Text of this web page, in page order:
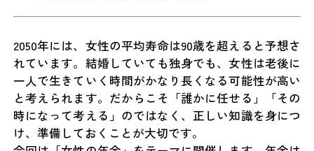
2050年には、女性の平均寿命は90歳を超えると予想さ
れています。結婚していても独身でも、女性は老後に
一人で生きていく時間がかなり長くなる可能性が高い
と考えられます。だからこそ「誰かに任せる」「その
時になって考える」のではなく、正しい知識を身につ
け、準備しておくことが大切です。